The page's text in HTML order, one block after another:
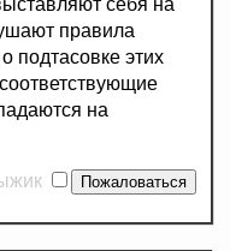
себя на
правила
подтасовке этих
на